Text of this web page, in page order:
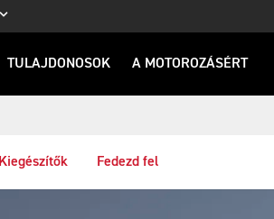
TULAJDONOSOK A MOTOROZÁSÉRT
Kiegészítők Fedezd fel